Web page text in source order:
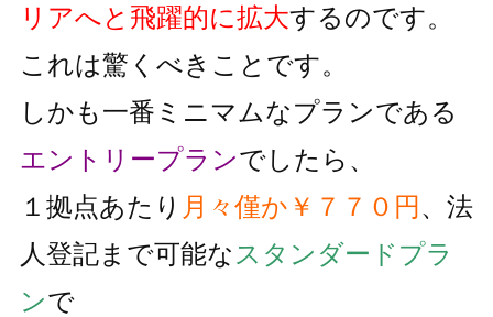
リアへと飛躍的に拡大するのです。
これは驚くべきことです。
しかも一番ミニマムなプランである
エントリープランでしたら、
１拠点あたり 月々僅か￥７７０円、法
人登記まで可能な スタンダードプラ
ンで